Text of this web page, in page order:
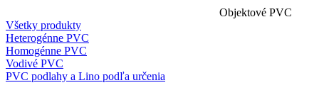
Objektové PVC
Všetky produkty
Heterogénne PVC
Homogénne PVC
Vodivé PVC
PVC podlahy a Lino podľa určenia